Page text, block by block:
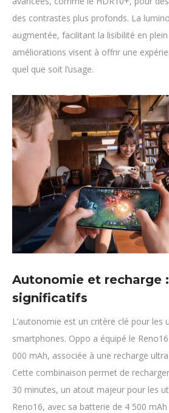
des contrastes plus profonds. La
augmentée, facilitant la lisibilité en plein
améliorations visent à offrir une
quel que soit l’usage.
Autonomie et recharge
significatifs
L’autonomie est un critère clé pour les
smartphones. Oppo a équipé le
000 mAh, associée à une recharge
Cette combinaison permet de
30 minutes, un atout majeur pour les
Reno16, avec sa batterie de 4 500